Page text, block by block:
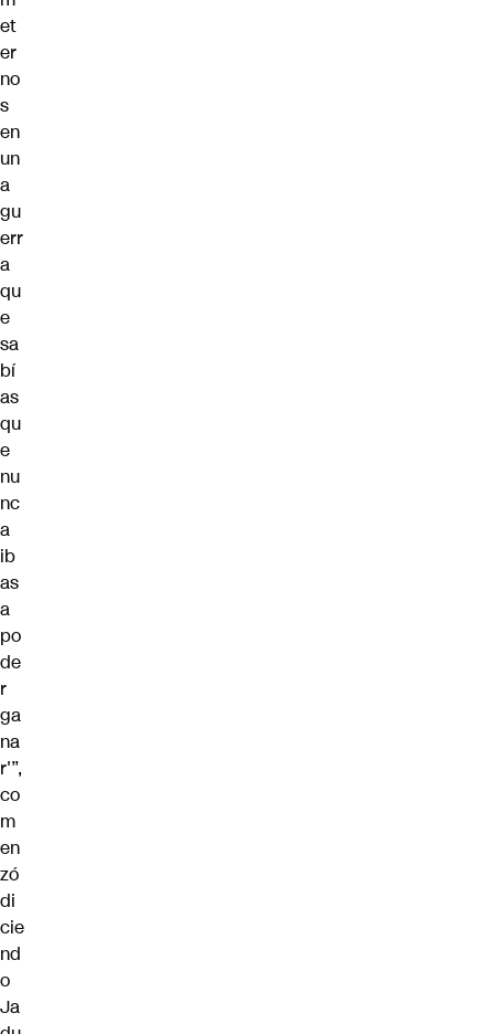
et
er
no
s
en
un
a
gu
err
a
qu
e
sa
bí
as
qu
e
nu
nc
a
ib
as
a
po
de
r
ga
na
r'”,
co
m
en
zó
di
cie
nd
o
Ja